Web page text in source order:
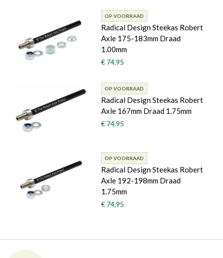
OP VOORRAAD
Radical Design Steekas Robert
Axle 175-183mm Draad
1.00mm
€ 74,95
OP VOORRAAD
Radical Design Steekas Robert
Axle 167mm Draad 1.75mm
€ 74,95
OP VOORRAAD
Radical Design Steekas Robert
Axle 192-198mm Draad
1.75mm
€ 74,95